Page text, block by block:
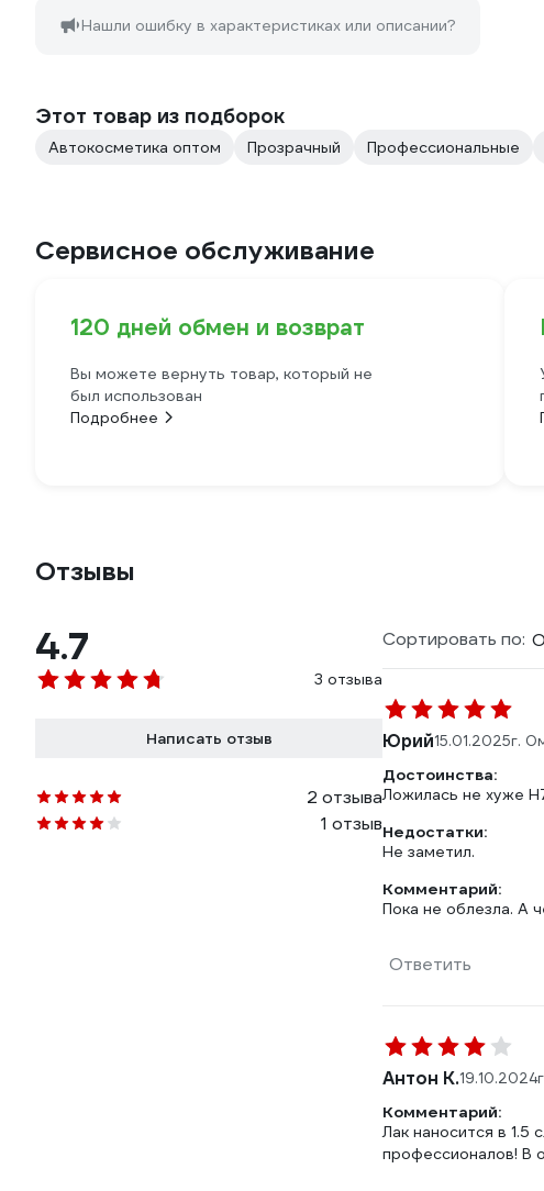
Нашли ошибку в характеристиках или описании?
Этот товар из подборок
Автокосметика оптом Прозрачный Профессиональные
Сервисное обслуживание
120 дней обмен и возврат
Вы можете вернуть товар, который не
был использован
Подробнее
Отзывы
4.7
3 отзыва
Написать отзыв
2 отзыва
1 отзыв
Сортировать по:
Юрий15.01.2025г.
Достоинства:
Ложилась не хуже
Недостатки:
Не заметил.
Комментарий:
Пока не облезла. А
Ответить
Антон К.19.10.2024
Комментарий:
Лак наносится в 1.5
профессионалов! В